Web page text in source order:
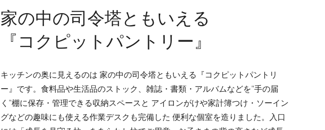
家の中の司令塔ともいえる
『コクピットパントリー』
キッチンの奥に見えるのは 家の中の司令塔ともいえる『コクピットパントリ
ー』です。食料品や生活品のストック、雑誌・書類・アルバムなどを"手の届
く"棚に保存・管理できる収納スペースと アイロンがけや家計簿つけ・ソーイン
グなどの趣味にも使える作業デスクも完備した 便利な個室を造りました。入口